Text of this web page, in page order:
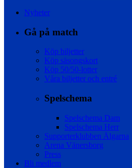
Nyheter
Gå på match
Köp biljetter
Köp säsongskort
Köp 50/50-lotter
Våra biljetter och entré
Spelschema
Spelschema Dam
Spelschema Herr
Supporterklubben Älgarna
Arena Vänersborg
Press
Bli medlem